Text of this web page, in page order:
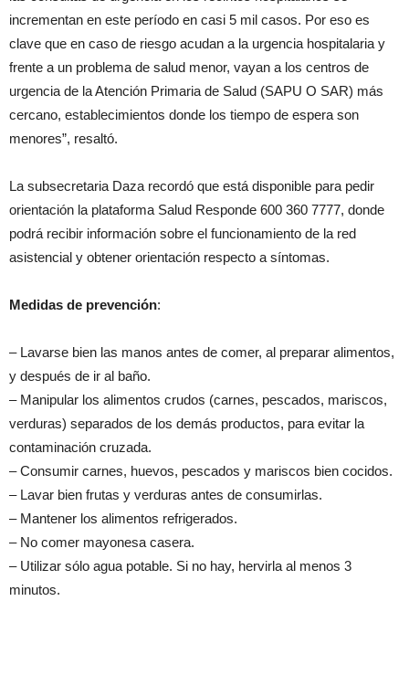
incrementan en este período en casi 5 mil casos. Por eso es
clave que en caso de riesgo acudan a la urgencia hospitalaria y
frente a un problema de salud menor, vayan a los centros de
urgencia de la Atención Primaria de Salud (SAPU O SAR) más
cercano, establecimientos donde los tiempo de espera son
menores”, resaltó.
La subsecretaria Daza recordó que está disponible para pedir
orientación la plataforma Salud Responde 600 360 7777, donde
podrá recibir información sobre el funcionamiento de la red
asistencial y obtener orientación respecto a síntomas.
Medidas de prevención:
– Lavarse bien las manos antes de comer, al preparar alimentos,
y después de ir al baño.
– Manipular los alimentos crudos (carnes, pescados, mariscos,
verduras) separados de los demás productos, para evitar la
contaminación cruzada.
– Consumir carnes, huevos, pescados y mariscos bien cocidos.
– Lavar bien frutas y verduras antes de consumirlas.
– Mantener los alimentos refrigerados.
– No comer mayonesa casera.
– Utilizar sólo agua potable. Si no hay, hervirla al menos 3
minutos.